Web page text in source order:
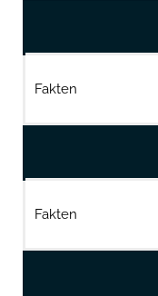
Fakten
Fakten